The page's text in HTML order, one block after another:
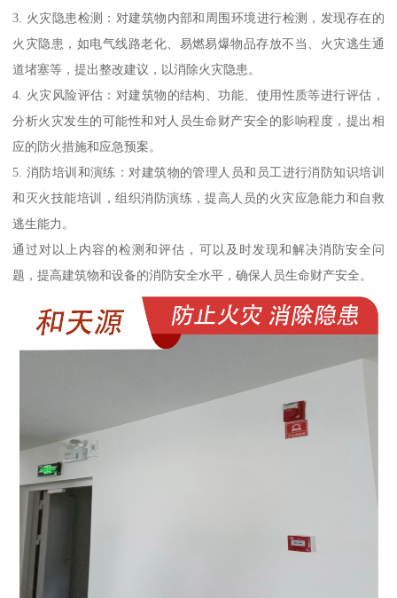
3. 火灾隐患检测：对建筑物内部和周围环境进行检测，发现存在的
火灾隐患，如电气线路老化、易燃易爆物品存放不当、火灾逃生通
道堵塞等，提出整改建议，以消除火灾隐患。
4. 火灾风险评估：对建筑物的结构、功能、使用性质等进行评估，
分析火灾发生的可能性和对人员生命财产安全的影响程度，提出相
应的防火措施和应急预案。
5. 消防培训和演练：对建筑物的管理人员和员工进行消防知识培训
和灭火技能培训，组织消防演练，提高人员的火灾应急能力和自救
逃生能力。
通过对以上内容的检测和评估，可以及时发现和解决消防安全问
题，提高建筑物和设备的消防安全水平，确保人员生命财产安全。